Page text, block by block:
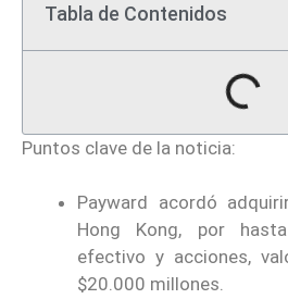
Tabla de Contenidos
Puntos clave de la noticia:
Payward acordó
Hong Kong, por
efectivo y acciones,
$20.000 millones.